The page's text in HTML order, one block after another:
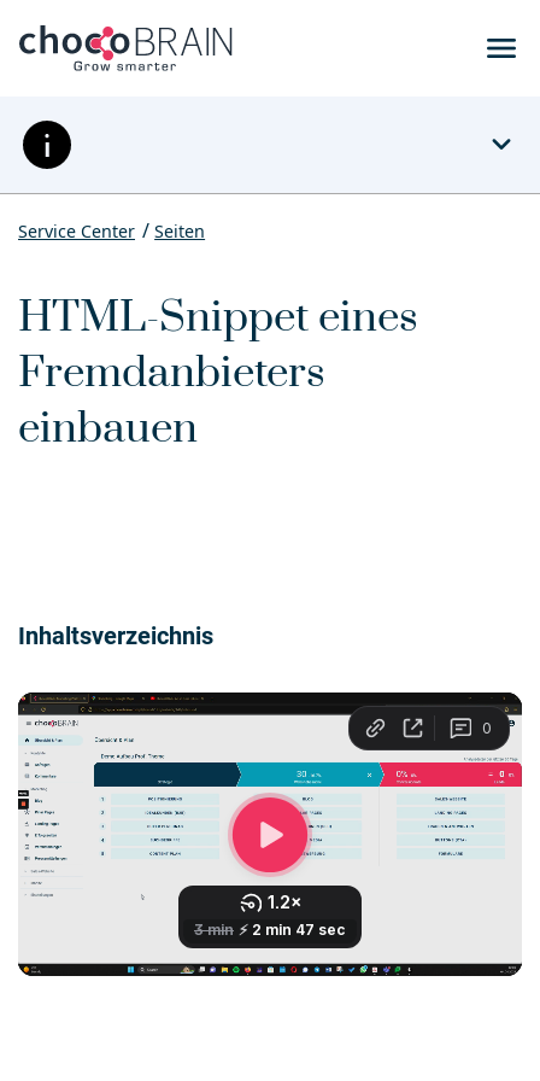
menu
expand_more
Service Center Seiten
HTML-Snippet eines
Fremdanbieters
einbauen
Inhaltsverzeichnis